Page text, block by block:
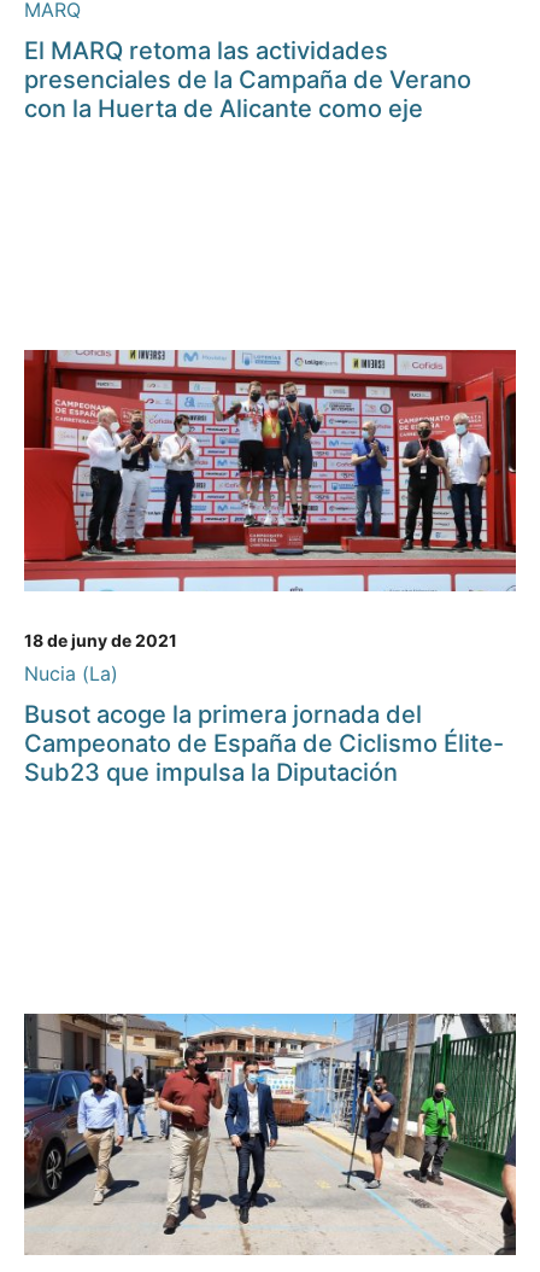
MARQ
El MARQ retoma las actividades
presenciales de la Campaña de Verano
con la Huerta de Alicante como eje
18 de juny de 2021
Nucia (La)
Busot acoge la primera jornada del
Campeonato de España de Ciclismo Élite-
Sub23 que impulsa la Diputación